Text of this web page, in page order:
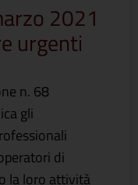
2021
urgenti
n. 68
gli
di
la loro attività